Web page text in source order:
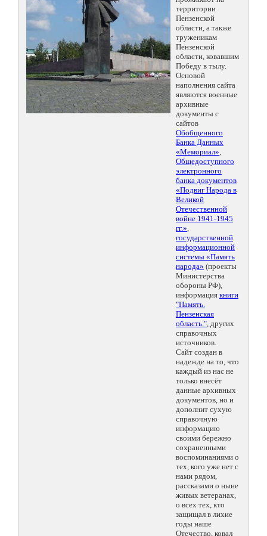
территории
Пензенской
области, а также
труженикам
Пензенской
области, ковавшим
Победу в тылу.
Основой
наполнения сайта
являются военные
архивные
документы с
сайтов
Обобщенного
Банка Данных
«Мемориал»,
Общедоступного
электронного
банка документов
«Подвиг Народа в
Великой
Отечественной
войне 1941-1945
гг.»,
государственной
информационной
системы «Память
народа» (проекты
Министерства
обороны РФ),
информация книги
"Память.
Пензенская
область.", других
справочных
источников.
Сайт создан в
надежде на то, что
каждый из нас не
только внесёт
данные архивных
документов, но и
дополнит сухую
справочную
информацию
своими бережно
сохраненными
воспоминаниями о
тех, кого уже нет с
нами рядом,
рассказами о ныне
живых ветеранах,
о всех тех, кто
защищал в лихие
годы наше
Отечество, ковал